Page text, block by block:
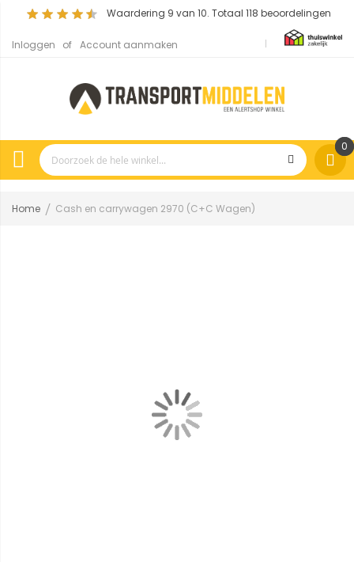
Waardering 9 van 10. Totaal 118 beoordelingen
Inloggen Account aanmaken
0
Home Cash en carrywagen 2970 (C+C Wagen)